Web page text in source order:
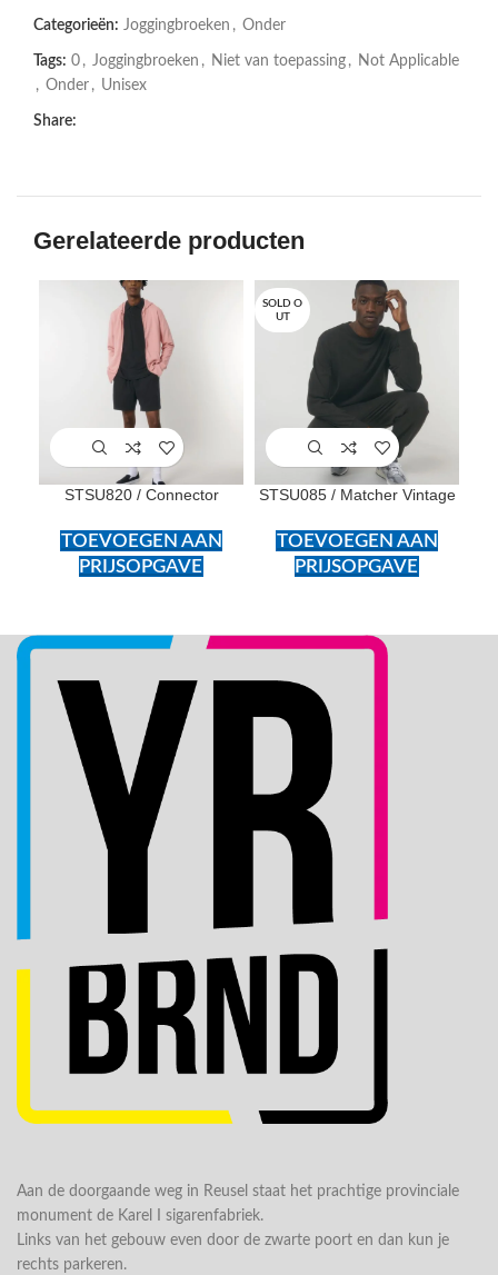
Categorieën: Joggingbroeken , Onder
Tags: 0 , Joggingbroeken , Niet van toepassing , Not Applicable
, Onder , Unisex
Share:
Gerelateerde producten
STSU820 / Connector
TOEVOEGEN AAN
PRIJSOPGAVE
SOLD O
UT
STSU085 / Matcher Vintage
TOEVOEGEN AAN
PRIJSOPGAVE
Aan de doorgaande weg in Reusel staat het prachtige provinciale
monument de Karel I sigarenfabriek.
Links van het gebouw even door de zwarte poort en dan kun je
rechts parkeren.